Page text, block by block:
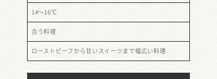
14～16℃
合う料理
ローストビーフから甘いスイーツまで幅広い料理